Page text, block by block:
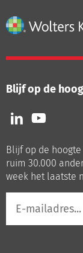
Blijf op de
Volg
ons
LinkedIn
Volg
ons
Youtube
Blijf op de
ruim 30.000
week het laatste
mailadres